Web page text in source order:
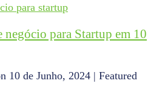
negócio para Startup em 10
10 de Junho, 2024 | Featured